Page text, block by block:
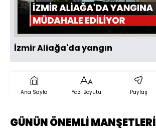
Oynat
İzmir Aliağa'da yangın
Ana Sayfa Yazı Boyutu Paylaş
GÜNÜN ÖNEMLİ MANŞETLERİ